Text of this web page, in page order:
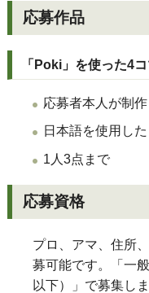
応募作品
「Poki」を使った4
応募者本人が制
日本語を使用し
1人3点まで
応募資格
プロ、アマ、住所
募可能です。「一
以下）」で募集しま